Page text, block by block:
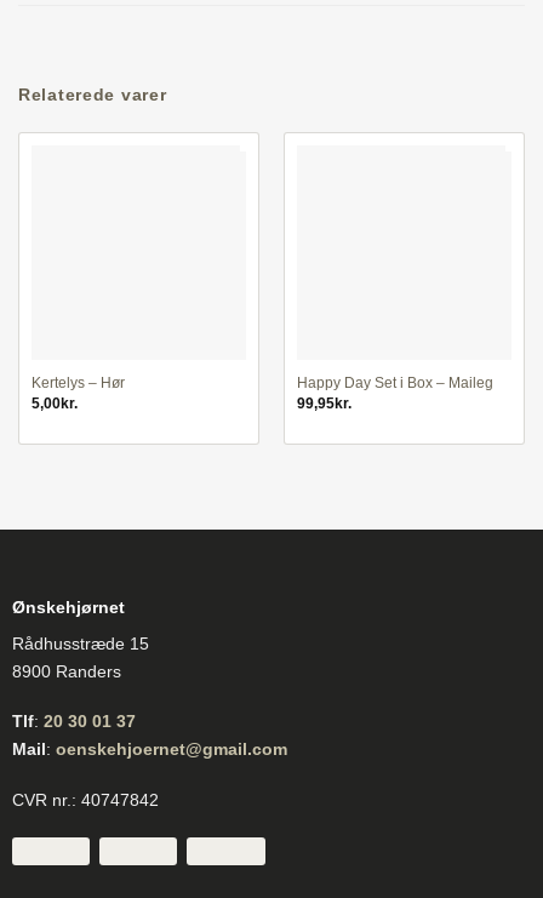
Relaterede varer
Kertelys – Hør
5,00kr.
Happy Day Set i Box – Maileg
99,95kr.
Ønskehjørnet
Rådhusstræde 15
8900 Randers
Tlf: 20 30 01 37
Mail: oenskehjoernet@gmail.com
CVR nr.: 40747842